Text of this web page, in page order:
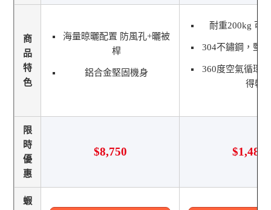
商
品
特
色
海量晾曬配置 防風孔+曬被
桿
鋁合金堅固機身
耐重200kg 可
304不鏽鋼，堅
360度空氣循環
得乾
限
時
優
惠
$8,750 $1,480
蝦